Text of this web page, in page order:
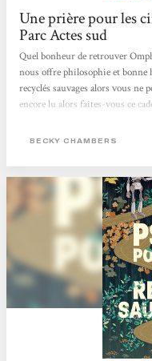
Une prière pour les
Parc Actes sud
Quel bonheur de retrouver
nous offre philosophie et bonne
recyclés sauvages alors vous ne
encore lu alors faîtes-vous ce
BECKY CHAMBERS